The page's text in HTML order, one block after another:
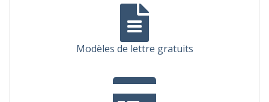
Modèles de lettre gratuits